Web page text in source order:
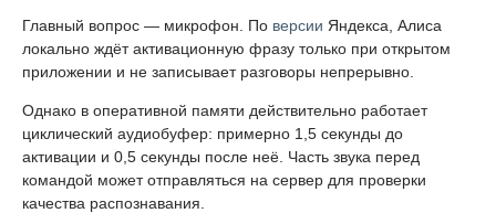
Главный вопрос — микрофон. По версии Яндекса, Алиса
локально ждёт активационную фразу только при открытом
приложении и не записывает разговоры непрерывно.
Однако в оперативной памяти действительно работает
циклический аудиобуфер: примерно 1,5 секунды до
активации и 0,5 секунды после неё. Часть звука перед
командой может отправляться на сервер для проверки
качества распознавания.